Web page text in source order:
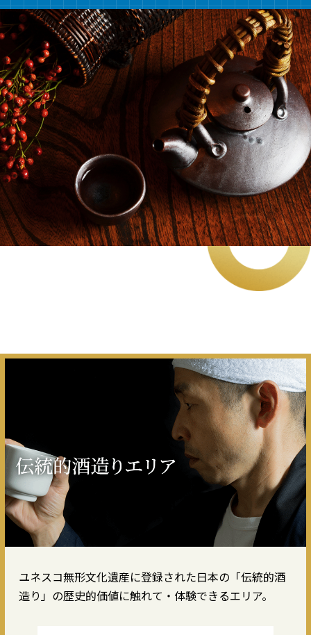
ユネスコ無形文化遺産に登録された日本の「伝統的酒
造り」の歴史的価値に触れて・体験できるエリア。